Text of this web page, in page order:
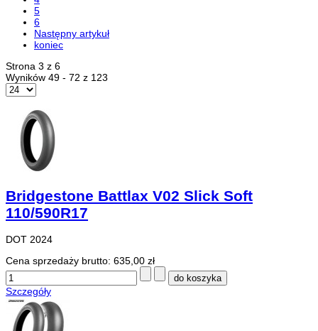
5
6
Następny artykuł
koniec
Strona 3 z 6
Wyników 49 - 72 z 123
Bridgestone Battlax V02 Slick Soft
110/590R17
DOT 2024
Cena sprzedaży brutto: 635,00 zł
Szczegóły